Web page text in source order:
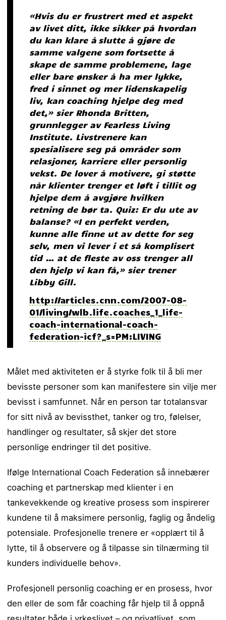
«Hvis du er frustrert med et aspekt
av livet ditt, ikke sikker på hvordan
du kan klare å slutte å gjøre de
samme valgene som fortsette å
skape de samme problemene, lage
eller bare ønsker å ha mer lykke,
fred i sinnet og mer lidenskapelig
liv, kan coaching hjelpe deg med
det,» sier Rhonda Britten,
grunnlegger av Fearless Living
Institute. Livstrenere kan
spesialisere seg på områder som
relasjoner, karriere eller personlig
vekst. De lover å motivere, gi støtte
når klienter trenger et løft i tillit og
hjelpe dem å avgjøre hvilken
retning de bør ta. Quiz: Er du ute av
balanse? «I en perfekt verden,
kunne alle finne ut av dette for seg
selv, men vi lever i et så komplisert
tid … at de fleste av oss trenger all
den hjelp vi kan få,» sier trener
Libby Gill.
http://articles.cnn.com/2007-08-
01/living/wlb.life.coaches_1_life-
coach-international-coach-
federation-icf?_s=PM:LIVING
Målet med aktiviteten er å styrke folk til å bli mer
bevisste personer som kan manifestere sin vilje mer
bevisst i samfunnet. Når en person tar totalansvar
for sitt nivå av bevissthet, tanker og tro, følelser,
handlinger og resultater, så skjer det store
personlige endringer til det positive.
Ifølge International Coach Federation så innebærer
coaching et partnerskap med klienter i en
tankevekkende og kreative prosess som inspirerer
kundene til å maksimere personlig, faglig og åndelig
potensiale. Profesjonelle trenere er «opplært til å
lytte, til å observere og å tilpasse sin tilnærming til
kunders individuelle behov».
Profesjonell personlig coaching er en prosess, hvor
den eller de som får coaching får hjelp til å oppnå